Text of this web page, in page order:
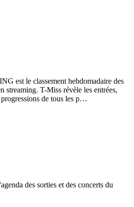
est le classement hebdomadaire des
streaming. T-Miss révèle les entrées,
de tous les p…
des sorties et des concerts du